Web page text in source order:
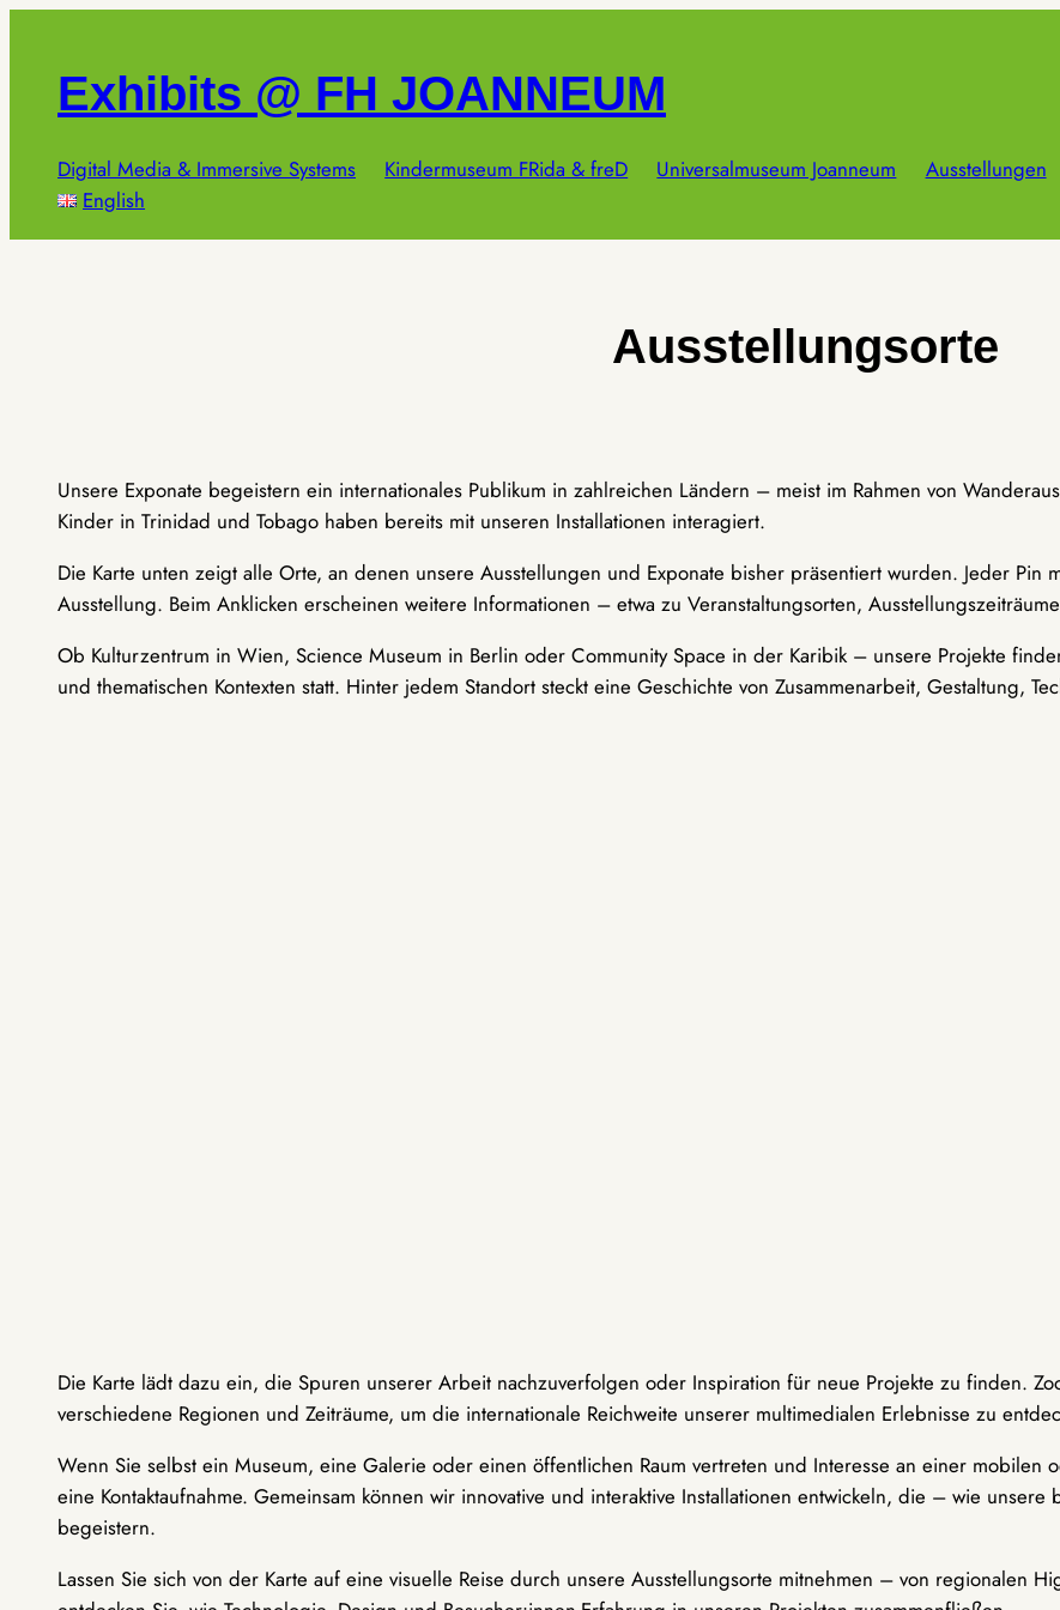
springenExhibits @ FH JOANNEUM
Digital Media & Immersive Systems Kindermuseum FRida & freD Universalmuseum Joanneum Ausstellungen
English
Ausstellungsorte
Unsere Exponate begeistern ein internationales Publikum in zahlreichen Ländern – meist im Rahmen von
Kinder in Trinidad und Tobago haben bereits mit unseren Installationen interagiert.
Die Karte unten zeigt alle Orte, an denen unsere Ausstellungen und Exponate bisher präsentiert wurden. Jeder
Ausstellung. Beim Anklicken erscheinen weitere Informationen – etwa zu Veranstaltungsorten,
Ob Kulturzentrum in Wien, Science Museum in Berlin oder Community Space in der Karibik – unsere Projekte
und thematischen Kontexten statt. Hinter jedem Standort steckt eine Geschichte von Zusammenarbeit, Gestaltung,
Die Karte lädt dazu ein, die Spuren unserer Arbeit nachzuverfolgen oder Inspiration für neue Projekte zu finden.
verschiedene Regionen und Zeiträume, um die internationale Reichweite unserer multimedialen Erlebnisse zu
Wenn Sie selbst ein Museum, eine Galerie oder einen öffentlichen Raum vertreten und Interesse an einer
eine Kontaktaufnahme. Gemeinsam können wir innovative und interaktive Installationen entwickeln, die – wie
begeistern.
Lassen Sie sich von der Karte auf eine visuelle Reise durch unsere Ausstellungsorte mitnehmen – von regionalen